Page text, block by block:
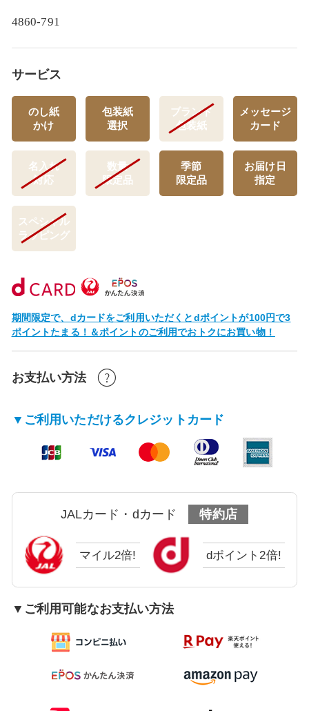
4860-791
サービス
のし紙
かけ
包装紙
選択
ブランド
包装紙
メッセージ
カード
名入れ
対応
数量
限定品
季節
限定品
お届け日
指定
スペシャル
ラッピング
期間限定で、dカードをご利用いただくとdポイントが100円で3
ポイントたまる！＆ポイントのご利用でおトクにお買い物！
お支払い方法
▼ご利用いただけるクレジットカード
JALカード・dカード 特約店
マイル2倍! dポイント2倍!
▼ご利用可能なお支払い方法